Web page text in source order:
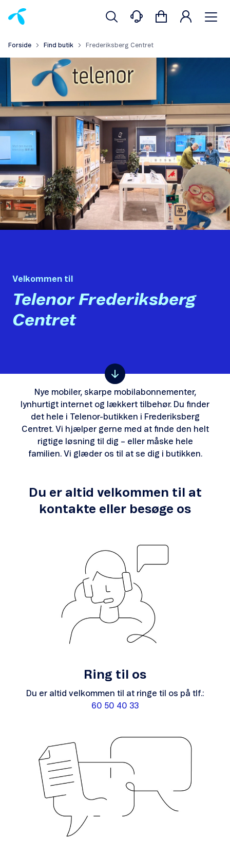
Forside Find butik Frederiksberg Centret
Velkommen til
Telenor Frederiksberg
Centret
Nye mobiler, skarpe mobilabonnementer,
lynhurtigt internet og lækkert tilbehør. Du finder
det hele i Telenor-butikken i Frederiksberg
Centret. Vi hjælper gerne med at finde den helt
rigtige løsning til dig – eller måske hele
familien. Vi glæder os til at se dig i butikken.
Du er altid velkommen til at
kontakte eller besøge os
Ring til os
Du er altid velkommen til at ringe til os på tlf.:
60 50 40 33